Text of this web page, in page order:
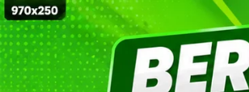
LATEST TRENDING
Dua Pendaki Gunung Piramid